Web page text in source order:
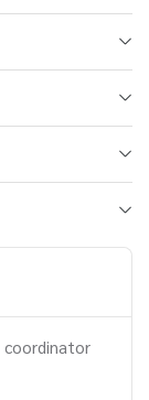
coordinator